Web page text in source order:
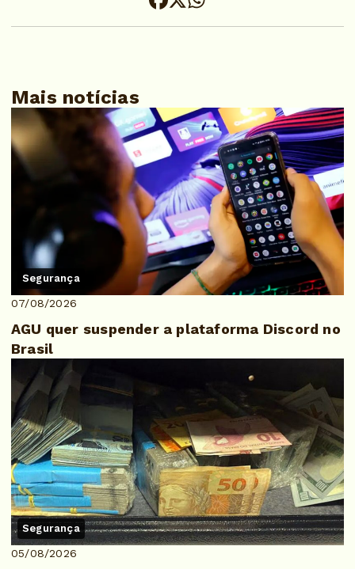
Mais notícias
Segurança
07/08/2026
AGU quer suspender a plataforma Discord no
Brasil
Segurança
05/08/2026